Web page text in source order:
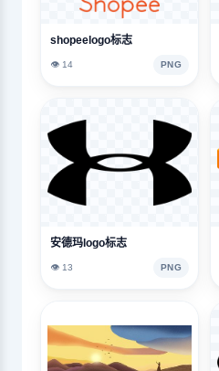
shopeelogo标志
👁️ 14 PNG
安德玛logo标志
👁️ 13 PNG